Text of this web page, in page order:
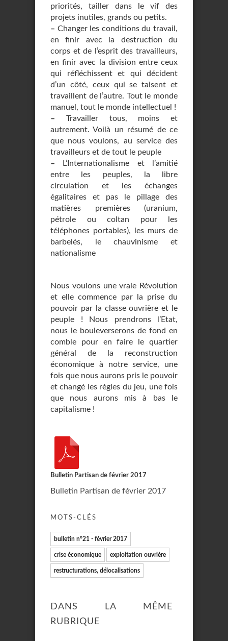
priorités, tailler dans le vif des
projets inutiles, grands ou petits.
– Changer les conditions du travail,
en finir avec la destruction du
corps et de l’esprit des travailleurs,
en finir avec la division entre ceux
qui réfléchissent et qui décident
d’un côté, ceux qui se taisent et
travaillent de l’autre. Tout le monde
manuel, tout le monde intellectuel !
– Travailler tous, moins et
autrement. Voilà un résumé de ce
que nous voulons, au service des
travailleurs et de tout le peuple
– L’Internationalisme et l’amitié
entre les peuples, la libre
circulation et les échanges
égalitaires et pas le pillage des
matières premières (uranium,
pétrole ou coltan pour les
téléphones portables), les murs de
barbelés, le chauvinisme et
nationalisme
Nous voulons une vraie Révolution
et elle commence par la prise du
pouvoir par la classe ouvrière et le
peuple ! Nous prendrons l’Etat,
nous le bouleverserons de fond en
comble pour en faire le quartier
général de la reconstruction
économique à notre service, une
fois que nous aurons pris le pouvoir
et changé les règles du jeu, une fois
que nous aurons mis à bas le
capitalisme !
Bulletin Partisan de février 2017
Bulletin Partisan de février 2017
MOTS-CLÉS
bulletin n°21 - février 2017
crise économique exploitation ouvrière
restructurations, délocalisations
DANS LA MÊME
RUBRIQUE